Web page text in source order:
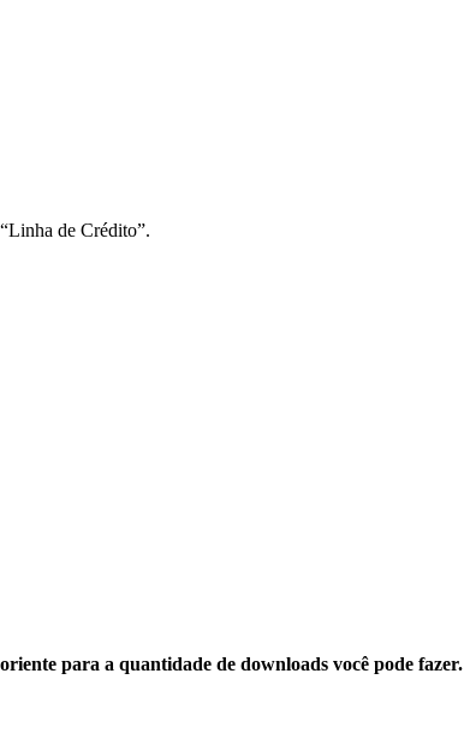
de Crédito”.
para a quantidade de downloads você pode fazer.